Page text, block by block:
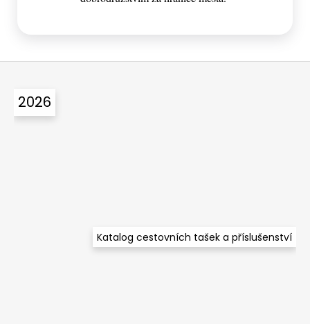
Z
2026
Katalog cestovních tašek a příslušenství